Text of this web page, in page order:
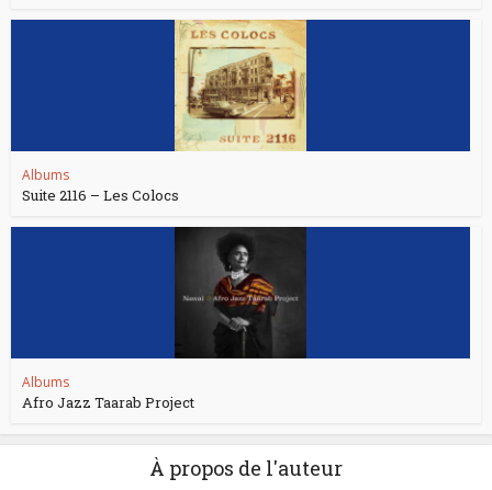
Albums
Suite 2116 – Les Colocs
Albums
Afro Jazz Taarab Project
À propos de l'auteur